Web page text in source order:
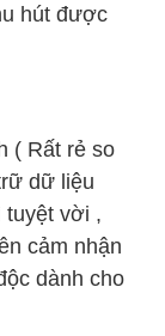
hút được
( Rất rẻ so
dữ liệu
tuyệt vời ,
cảm nhận
dành cho